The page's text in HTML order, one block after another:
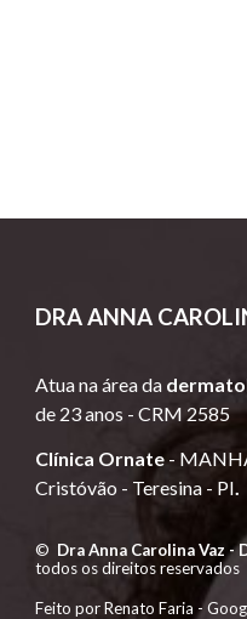
DRAANNA
Atuana área da
de 23 anos -CRM 2585
Clínica Ornate-
Cristóvão - Teresina - PI.
© Dra Anna Carolina Vaz
todos os direitos reservados
Feito por Renato Faria -